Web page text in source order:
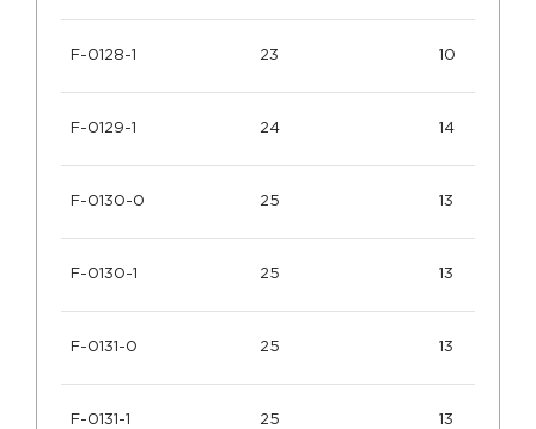
F-0128-1 23 10
F-0129-1 24 14
F-0130-0 25 13
F-0130-1 25 13
F-0131-0 25 13
F-0131-1 25 13